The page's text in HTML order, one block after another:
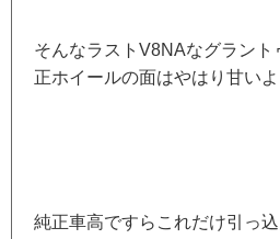
そんなラストV8NAなグラン
正ホイールの面はやはり甘い
純正車高ですらこれだけ引っ